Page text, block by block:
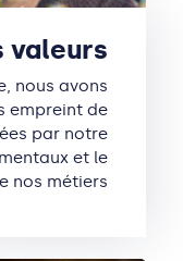
valeurs
nous avons
empreint de
par notre
et le
nos métiers